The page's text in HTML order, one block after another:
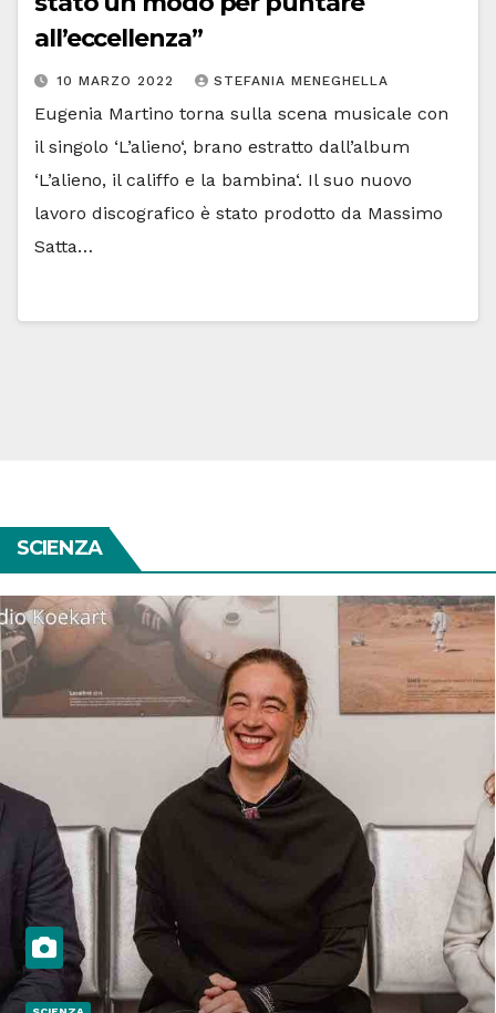
all’eccellenza”
10 MARZO 2022 STEFANIA MENEGHELLA
Eugenia Martino torna sulla scena musicale con
il singolo ‘L’alieno‘, brano estratto dall’album
‘L’alieno, il califfo e la bambina‘. Il suo nuovo
lavoro discografico è stato prodotto da Massimo
Satta…
SCIENZA